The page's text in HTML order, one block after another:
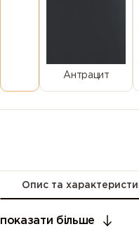
Антрацит
Опис та
показати більше